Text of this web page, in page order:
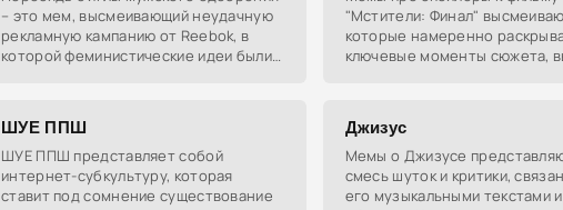
– это мем, высмеивающий неудачную
рекламную кампанию от Reebok, в
которой феминистические идеи были
"Мстители: Финал"
которые намеренно
ключевые моменты сюжета,
ШУЕ ППШ
ШУЕ ППШ представляет собой
интернет-субкультуру, которая
ставит под сомнение существование
Джизус
Мемы о Джизусе
смесь шуток и критики,
его музыкальными текстами и